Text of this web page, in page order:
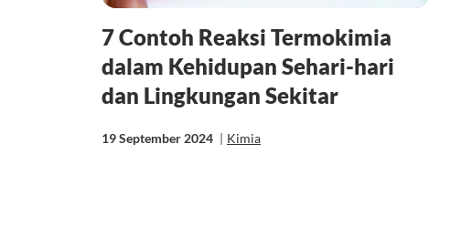
7 Contoh Reaksi Termokimia
dalam Kehidupan Sehari-hari
dan Lingkungan Sekitar
19 September 2024 | Kimia